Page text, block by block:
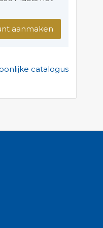
aanmaken
catalogus